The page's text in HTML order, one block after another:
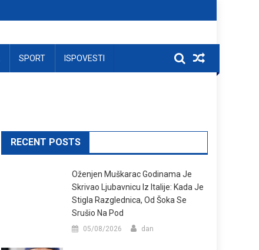
SPORT ISPOVESTI
RECENT POSTS
Oženjen Muškarac Godinama Je
Skrivao Ljubavnicu Iz Italije: Kada Je
Stigla Razglednica, Od Šoka Se
Srušio Na Pod
05/08/2026 dan